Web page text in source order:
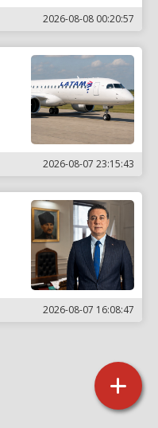
2026-08-08 00:20:57
2026-08-07 23:15:43
2026-08-07 16:08:47